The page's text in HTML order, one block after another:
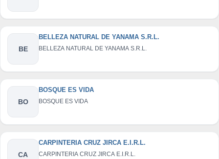
BE
BELLEZA NATURAL DE YANAMA S.R.L.
BELLEZA NATURAL DE YANAMA S.R.L.
BO
BOSQUE ES VIDA
BOSQUE ES VIDA
CA
CARPINTERIA CRUZ JIRCA E.I.R.L.
CARPINTERIA CRUZ JIRCA E.I.R.L.